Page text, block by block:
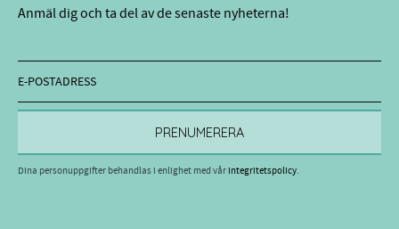
Anmäl dig och ta del av de senaste nyheterna!
PRENUMERERA
Dina personuppgifter behandlas i enlighet med vårintegritetspolicy.